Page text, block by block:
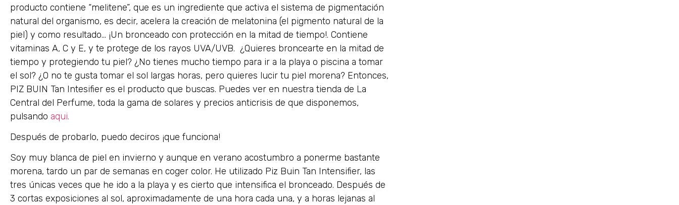
producto contiene “melitene”, que es un ingrediente que activa el sistema de pigmentación
natural del organismo, es decir, acelera la creación de melatonina (el pigmento natural de la
piel) y como resultado… ¡Un bronceado con protección en la mitad de tiempo!. Contiene
vitaminas A, C y E, y te protege de los rayos UVA/UVB. ¿Quieres broncearte en la mitad de
tiempo y protegiendo tu piel? ¿No tienes mucho tiempo para ir a la playa o piscina a tomar
el sol? ¿O no te gusta tomar el sol largas horas, pero quieres lucir tu piel morena? Entonces,
PIZ BUIN Tan Intesifier es el producto que buscas. Puedes ver en nuestra tienda de La
Central del Perfume, toda la gama de solares y precios anticrisis de que disponemos,
pulsando aqui.
Después de probarlo, puedo deciros ¡que funciona!
Soy muy blanca de piel en invierno y aunque en verano acostumbro a ponerme bastante
morena, tardo un par de semanas en coger color. He utilizado Piz Buin Tan Intensifier, las
tres únicas veces que he ido a la playa y es cierto que intensifica el bronceado. Después de
3 cortas exposiciones al sol, aproximadamente de una hora cada una, y a horas lejanas al